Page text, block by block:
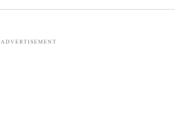
ADVERTISEMENT